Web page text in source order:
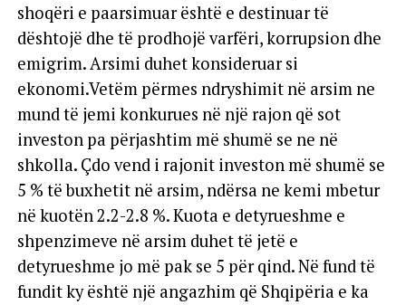
shoqëri e paarsimuar është e destinuar të
dështojë dhe të prodhojë varfëri, korrupsion dhe
emigrim. Arsimi duhet konsideruar si
ekonomi.Vetëm përmes ndryshimit në arsim ne
mund të jemi konkurues në një rajon që sot
investon pa përjashtim më shumë se ne në
shkolla. Çdo vend i rajonit investon më shumë se
5 % të buxhetit në arsim, ndërsa ne kemi mbetur
në kuotën 2.2-2.8 %. Kuota e detyrueshme e
shpenzimeve në arsim duhet të jetë e
detyrueshme jo më pak se 5 për qind. Në fund të
fundit ky është një angazhim që Shqipëria e ka